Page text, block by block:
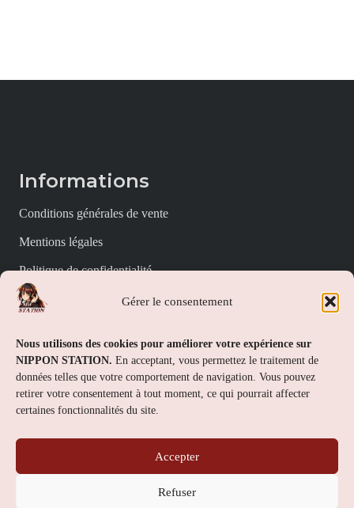
Gérer le consentement
Nous utilisons des cookies pour améliorer votre expérience sur
NIPPON STATION. En acceptant, vous permettez le traitement de
données telles que votre comportement de navigation. Vous pouvez
retirer votre consentement à tout moment, ce qui pourrait affecter
certaines fonctionnalités du site.
Accepter
Refuser
Informations
Conditions générales de vente
Mentions légales
Politique de confidentialité
Politique de cookies (UE)
Nippon Station
À propos
FAQs
Contact